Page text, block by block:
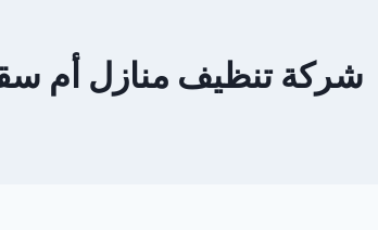
شركة تنظيف منازل أم